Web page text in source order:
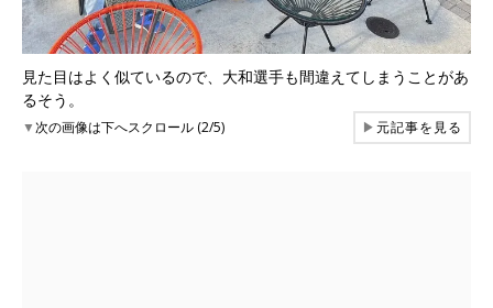
見た目はよく似ているので、大和選手も間違えてしまうことがあ
るそう。
▼次の画像は下へスクロール (2/5) ▶元記事を見る